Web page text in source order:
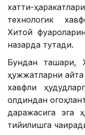
хатти-
технологик
Хитой
назарда тутади.
Бундан ташқари,
ҳужжатларни
хавфли
олдиндан
даражасига эга
тийилишга